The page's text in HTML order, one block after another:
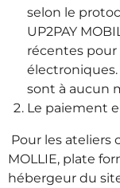
selon le
UP2PAY
récentes pour
sont à aucun
Le paiement
Pour les ateliers
MOLLIE, plate
hébergeur du